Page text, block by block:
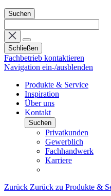
Suchen
Schließen
Fachbetrieb kontaktieren
Navigation ein-/ausblenden
Produkte & Service
Inspiration
Über uns
Kontakt
Suchen
Privatkunden
Gewerblich
Fachhandwerk
Karriere
Zurück Zurück zu Produkte &